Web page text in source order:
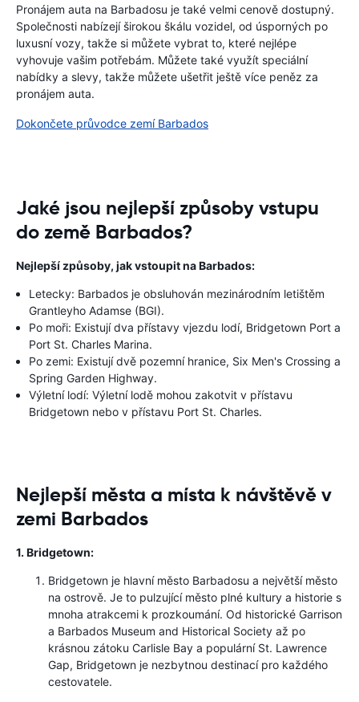
Pronájem auta na Barbadosu je také velmi cenově dostupný.
Společnosti nabízejí širokou škálu vozidel, od úsporných po
luxusní vozy, takže si můžete vybrat to, které nejlépe
vyhovuje vašim potřebám. Můžete také využít speciální
nabídky a slevy, takže můžete ušetřit ještě více peněz za
pronájem auta.
Dokončete průvodce zemí Barbados
Jaké jsou nejlepší způsoby vstupu
do země Barbados?
Nejlepší způsoby, jak vstoupit na Barbados:
Letecky: Barbados je obsluhován mezinárodním letištěm
Grantleyho Adamse (BGI).
Po moři: Existují dva přístavy vjezdu lodí, Bridgetown Port a
Port St. Charles Marina.
Po zemi: Existují dvě pozemní hranice, Six Men's Crossing a
Spring Garden Highway.
Výletní lodí: Výletní lodě mohou zakotvit v přístavu
Bridgetown nebo v přístavu Port St. Charles.
Nejlepší města a místa k návštěvě v
zemi Barbados
1. Bridgetown:
Bridgetown je hlavní město Barbadosu a největší město
na ostrově. Je to pulzující město plné kultury a historie s
mnoha atrakcemi k prozkoumání. Od historické Garrison
a Barbados Museum and Historical Society až po
krásnou zátoku Carlisle Bay a populární St. Lawrence
Gap, Bridgetown je nezbytnou destinací pro každého
cestovatele.